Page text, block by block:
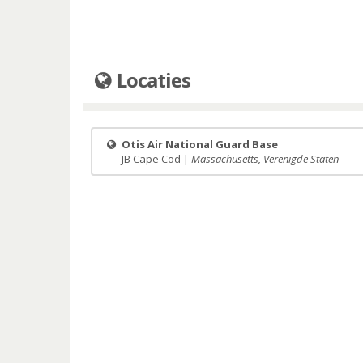
Locaties
Otis Air National Guard Base
JB Cape Cod | Massachusetts, Verenigde Staten